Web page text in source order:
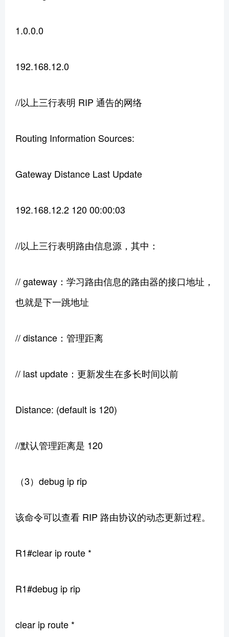
1.0.0.0
192.168.12.0
//以上三行表明 RIP 通告的网络
Routing Information Sources:
Gateway Distance Last Update
192.168.12.2 120 00:00:03
//以上三行表明路由信息源，其中：
// gateway：学习路由信息的路由器的接口地址，
也就是下一跳地址
// distance：管理距离
// last update：更新发生在多长时间以前
Distance: (default is 120)
//默认管理距离是 120
（3）debug ip rip
该命令可以查看 RIP 路由协议的动态更新过程。
R1#clear ip route *
R1#debug ip rip
clear ip route *